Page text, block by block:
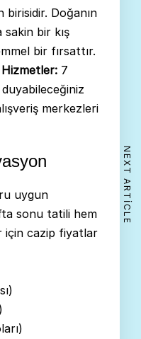
birisidir. Doğanın
sakin bir kış
bir fırsattır.
7
merkezleri
uygun
sonu tatili hem
için cazip fiyatlar
NEXT ARTICLE